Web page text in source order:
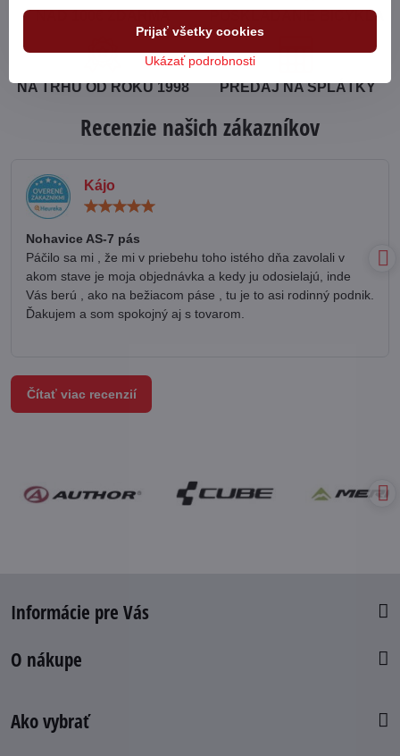
POSKLADANIE BICYKLA
NA TRHU OD ROKU 1998 PREDAJ NA SPLÁTKY
Recenzie našich zákazníkov
Kájo
Nohavice AS-7 pás
Páčilo sa mi , že mi v priebehu toho istého dňa zavolali v
akom stave je moja objednávka a kedy ju odosielajú, inde
Vás berú , ako na bežiacom páse , tu je to asi rodinný podnik.
Ďakujem a som spokojný aj s tovarom.
Čítať viac recenzií
Informácie pre Vás
O nákupe
Ako vybrať
Ukázať podrobnosti
Prijať všetky cookies